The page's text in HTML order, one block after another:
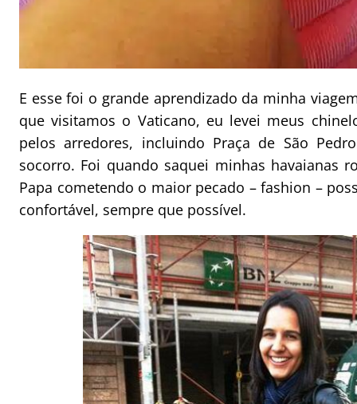
E esse foi o grande aprendizado da minha
que visitamos o Vaticano, eu levei meus
pelos arredores, incluindo Praça de São
socorro. Foi quando saquei minhas havaianas
Papa cometendo o maior pecado – fashion –
confortável, sempre que possível.